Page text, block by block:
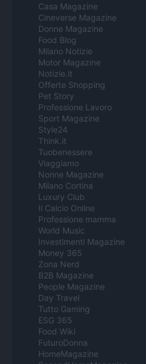
Casa Magazine
Cineverse Magazine
Donne Magazine
Food Blog
Milano Notizie
Motor Magazine
Notizie.it
Offerte Shopping
Pet Story
Professione Lavoro
Sport Magazine
Style24
Think.it
Tuobenessere
Viaggiamo
Nonne Magazine
Milano Cortina
Luxury Club
Il Calcio Online
Professione mamma
World Music
Investimenti Magazine
Money 365
Zona Nerd
B2B Magazine
People Magazine
Day Travel
Tutto Gaming
ESG 365
Food Wiki
FuturoDonna
HomeMagazine